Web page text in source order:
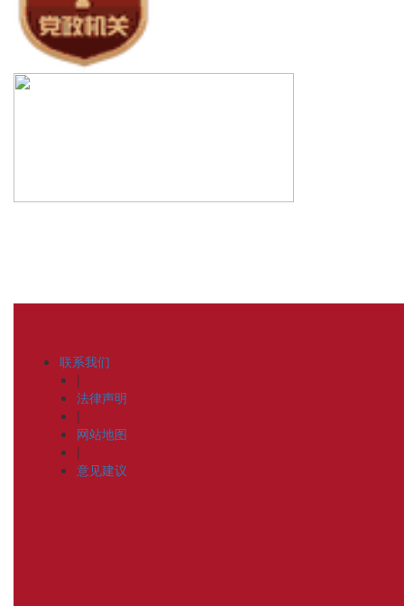
联系我们
|
法律声明
|
网站地图
|
意见建议